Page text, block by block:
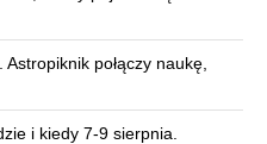
połączy naukę,
i kiedy 7-9 sierpnia.